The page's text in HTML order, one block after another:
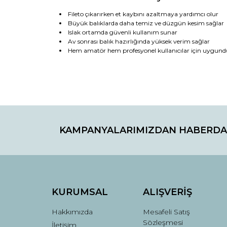
Fileto çıkarırken et kaybını azaltmaya yardımcı olur
Büyük balıklarda daha temiz ve düzgün kesim sağlar
Islak ortamda güvenli kullanım sunar
Av sonrası balık hazırlığında yüksek verim sağlar
Hem amatör hem profesyonel kullanıcılar için
Görüş ve önerileriniz için teşekkür ederiz.
Ürün resmi kalitesiz, bozuk veya
Bu ürüne benzer farklı alternatifler olmalı.
KAMPANYALARIMIZDAN
KURUMSAL
Hakkımızda
İletişim
ALIŞVERİŞ
Mesafeli Satış
Sözleşmesi